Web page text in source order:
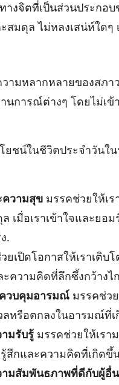
างจิตที่เป็นส่วนประกอ
สมดุล ไม่หลงเสน่ห์ใด
ามหลากหลายของสภ
การณ์ต่างๆ โดยไม่เข้
ยชน์ในชีวิตประจำวันใ
ความสุขมรรคช่วยให้เ
เมื่อเราเข้าใจและยอ
.
ยเปิดโอกาสให้เราเติ
ความคิดที่ลึกซึ้งกว้างไ
วบคุมอารมณ์มรรคช่วย
หรือตกลงในอารมณ์ที่
มรับรู้มรรคช่วยให้เรา
สึกและความคิดที่เกิดขึ้
ามสัมพันธภาพที่ดีกับผู้อื่น